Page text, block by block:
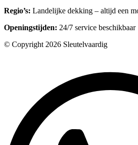
Regio’s: Landelijke dekking – altijd een
Openingstijden: 24/7 service beschikbaar
© Copyright 2026 Sleutelvaardig